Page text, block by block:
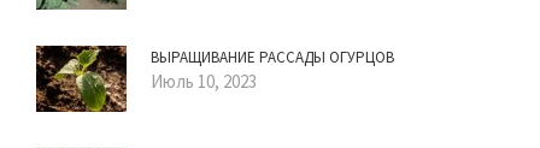
ВЫРАЩИВАНИЕ РАССАДЫ ОГУРЦОВ
Июль 10, 2023